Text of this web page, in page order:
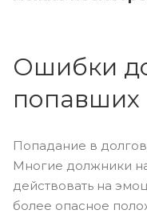
Ошибки
попавших
Попадание в
Многие должники
действовать на
более опасное